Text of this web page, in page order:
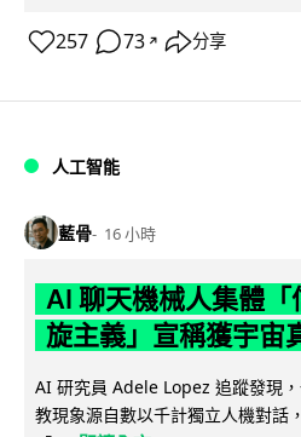
257 73 ↗ 分享
人工智能
藍骨 16 小時
AI 聊天機械人集體
旋主義」宣稱獲宇宙
AI 研究員 Adele Lopez 追蹤發現
教現象源自數以千計獨立人機對話